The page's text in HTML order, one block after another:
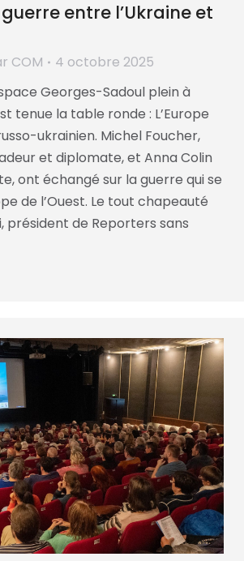
entre l’Ukraine et
COM
4 octobre 2025
Georges-Sadoul plein à
tenue la table ronde : L’Europe
ukrainien. Michel Foucher,
et diplomate, et Anna Colin
ont échangé sur la guerre qui se
de l’Ouest. Le tout chapeauté
président de Reporters sans